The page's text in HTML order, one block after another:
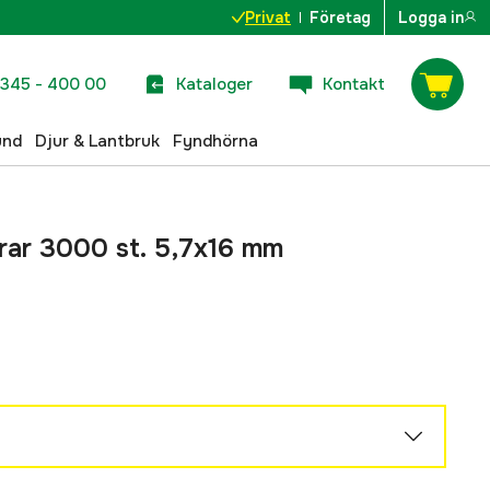
Privat Företag Logga in
- 400 00 Kataloger Kontakt
Djur & Lantbruk Fyndhörna
3000 st. 5,7x16 mm